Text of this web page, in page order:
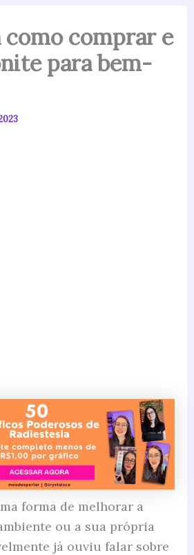
como comprar e
para bem-
forma de melhorar a
ou a sua própria
já ouviu falar sobre